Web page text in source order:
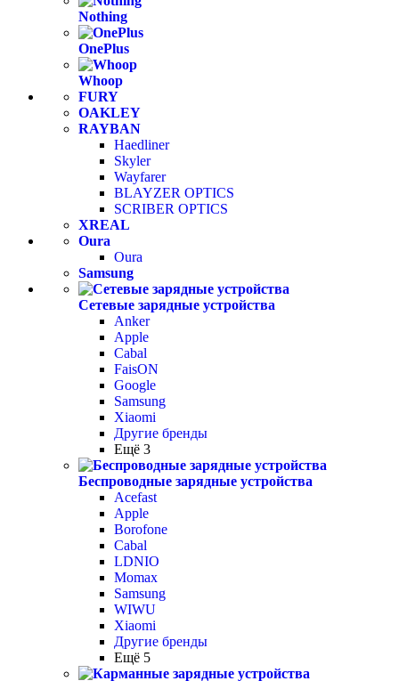
Nothing
OnePlus
Whoop
FURY
OAKLEY
RAYBAN
Haedliner
Skyler
Wayfarer
BLAYZER OPTICS
SCRIBER OPTICS
XREAL
Oura
Oura
Samsung
Сетевые зарядные устройства
Anker
Apple
Cabal
FaisON
Google
Samsung
Xiaomi
Другие бренды
Ещё 3
Беспроводные зарядные устройства
Acefast
Apple
Borofone
Cabal
LDNIO
Momax
Samsung
WIWU
Xiaomi
Другие бренды
Ещё 5